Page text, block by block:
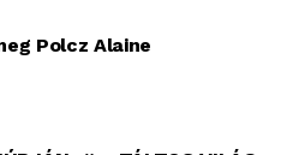
Polcz Alaine